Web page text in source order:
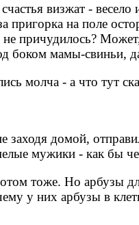
визжат -
на поле
причудилось?
боком мамы-свиньи,
молча - а что тут
домой,
мужики - как бы
тоже. Но арбузы
у них арбузы в